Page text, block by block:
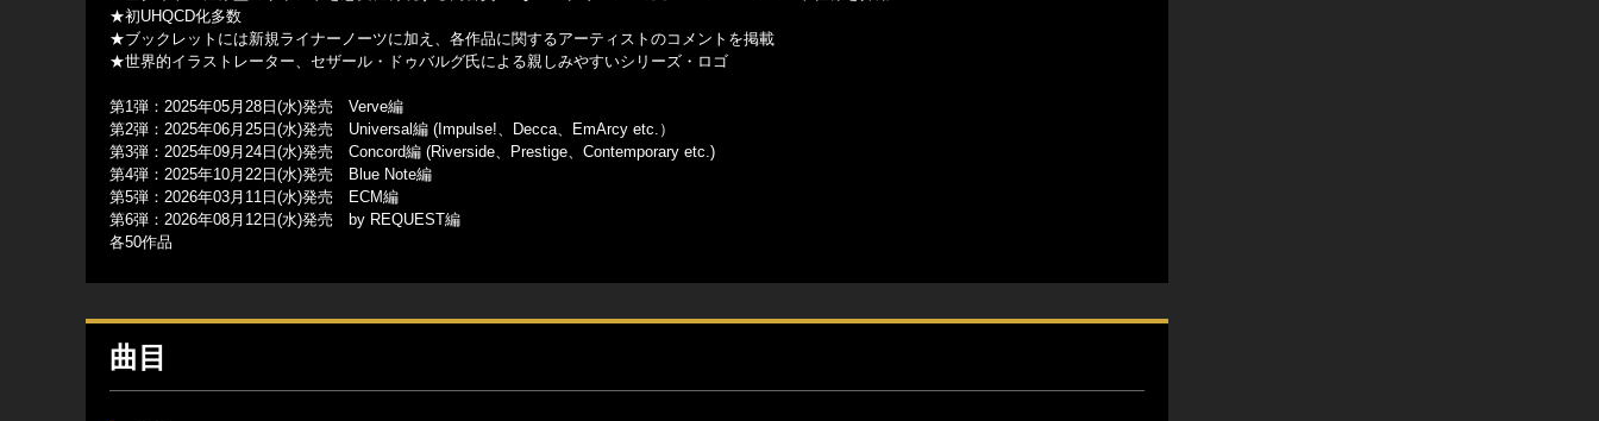
★初UHQCD化多数
★ブックレットには新規ライナーノーツに加え、各作品に関するアーティストのコメントを掲載
★世界的イラストレーター、セザール・ドゥバルグ氏による親しみやすいシリーズ・ロゴ
第1弾：2025年05月28日(水)発売 Verve編
第2弾：2025年06月25日(水)発売 Universal編 (Impulse!、Decca、EmArcy etc.）
第3弾：2025年09月24日(水)発売 Concord編 (Riverside、Prestige、Contemporary etc.)
第4弾：2025年10月22日(水)発売 Blue Note編
第5弾：2026年03月11日(水)発売 ECM編
第6弾：2026年08月12日(水)発売 by REQUEST編
各50作品
曲目